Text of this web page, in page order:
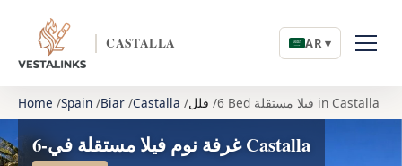
CASTALLA AR ▾
Home Spain Biar Castalla فلل 6 Bed فيلا مستقلة in Castalla
6-غرفة نوم فيلا مستقلة في Castalla